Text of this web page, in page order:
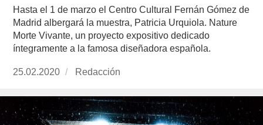
Hasta el 1 de marzo el Centro Cultural Fernán Gómez de
Madrid albergará la muestra, Patricia Urquiola. Nature
Morte Vivante, un proyecto expositivo dedicado
íntegramente a la famosa diseñadora española.
Publicado
25.02.2020 https://www.experimenta.es/author/redaccion/
Redacción